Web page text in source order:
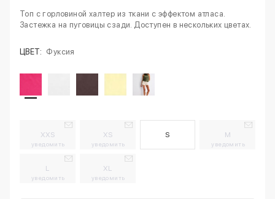
Топ с горловиной халтер из ткани с эффектом атласа.
Застежка на пуговицы сзади. Доступен в нескольких цветах.
ЦВЕТ: Фуксия
XXS
уведомить
XS
уведомить
S M
уведомить
L
уведомить
XL
уведомить